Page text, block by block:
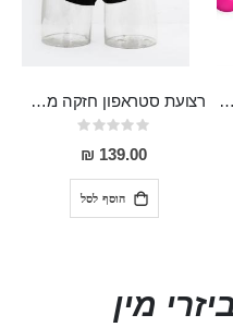
מסיליקון רפואי, עם אפליקציה להנאה מירבית! רצועת סטראפון חזקה מתאימה למגוון דילדואים עם בסיס ואקום
Rating:
0%
139.00 ₪
הוסף לסל
מין